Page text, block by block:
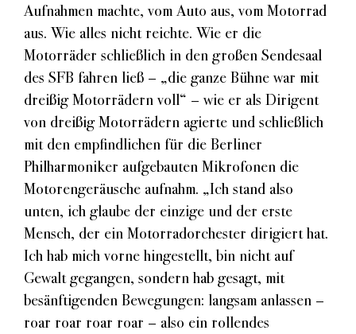
Aufnahmen machte, vom Auto aus, vom Motorrad
aus. Wie alles nicht reichte. Wie er die
Motorräder schließlich in den großen Sendesaal
des SFB fahren ließ – „die ganze Bühne war mit
dreißig Motorrädern voll“ – wie er als Dirigent
von dreißig Motorrädern agierte und schließlich
mit den empfindlichen für die Berliner
Philharmoniker aufgebauten Mikrofonen die
Motorengeräusche aufnahm. „Ich stand also
unten, ich glaube der einzige und der erste
Mensch, der ein Motorradorchester dirigiert hat.
Ich hab mich vorne hingestellt, bin nicht auf
Gewalt gegangen, sondern hab gesagt, mit
besänftigenden Bewegungen: langsam anlassen –
roar roar roar roar – also ein rollendes